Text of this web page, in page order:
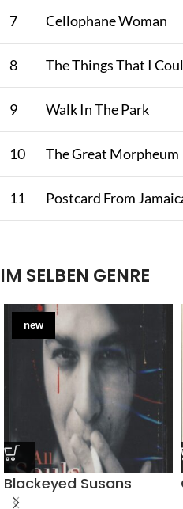
7 Cellophane Woman
8 The Things That I
9 Walk In The Park
10 The Great Morpheum
11 Postcard From
IM SELBEN GENRE
new
Blackeyed Susans